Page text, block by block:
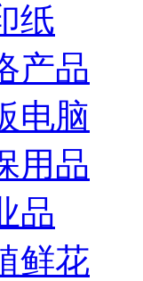
纸
产品
电脑
用品
品
鲜花